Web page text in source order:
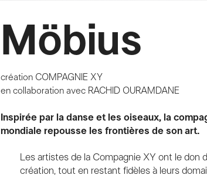
Möbius
création COMPAGNIE XY
en collaboration avec RACHID OURAMDANE
Inspirée par la danse et les oiseaux, la
mondiale repousse les frontières de son art.
Les artistes de la Compagnie XY ont le don
création, tout en restant fidèles à leurs